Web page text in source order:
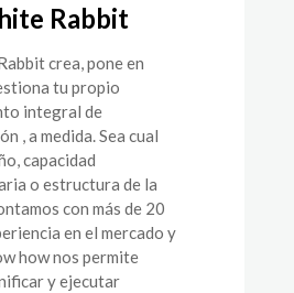
Rabbit
crea, pone en
tu propio
integral de
, a medida. Sea cual
capacidad
o estructura de la
con más de 20
en el mercado y
how nos permite
y ejecutar